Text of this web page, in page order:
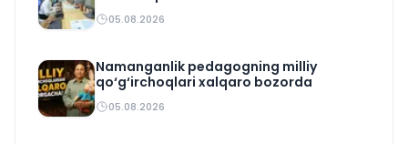
05.08.2026
Namanganlik pedagogning milliy
qo‘g‘irchoqlari xalqaro bozorda
05.08.2026